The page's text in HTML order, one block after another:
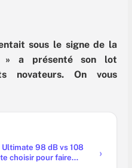
sous le signe de la
» a présenté son lot
novateurs. On vous
98 dB vs 108
choisir pour faire